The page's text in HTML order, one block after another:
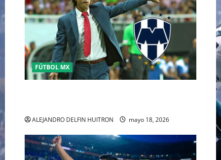
FÚTBOL MX
ALEJANDRO DELFIN HUITRON mayo 18, 2026